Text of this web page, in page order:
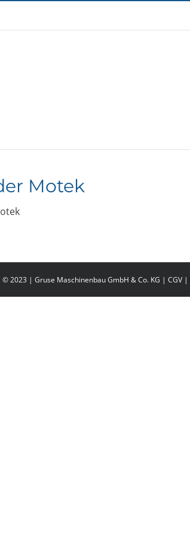
Motek
© 2023 | Gruse Maschinenbau GmbH & Co. KG | CGV|